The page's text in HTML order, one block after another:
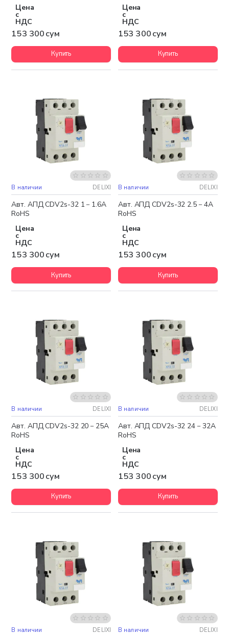
Цена
с
НДС
153 300 сум
Купить
Цена
с
НДС
153 300 сум
Купить
В наличии DELIXI
Авт. АПД CDV2s-32 1－1.6A
RoHS
Цена
с
НДС
153 300 сум
Купить
В наличии DELIXI
Авт. АПД CDV2s-32 2.5－4A
RoHS
Цена
с
НДС
153 300 сум
Купить
В наличии DELIXI
Авт. АПД CDV2s-32 20－25A
RoHS
Цена
с
НДС
153 300 сум
Купить
В наличии DELIXI
Авт. АПД CDV2s-32 24－32A
RoHS
Цена
с
НДС
153 300 сум
Купить
В наличии DELIXI В наличии DELIXI